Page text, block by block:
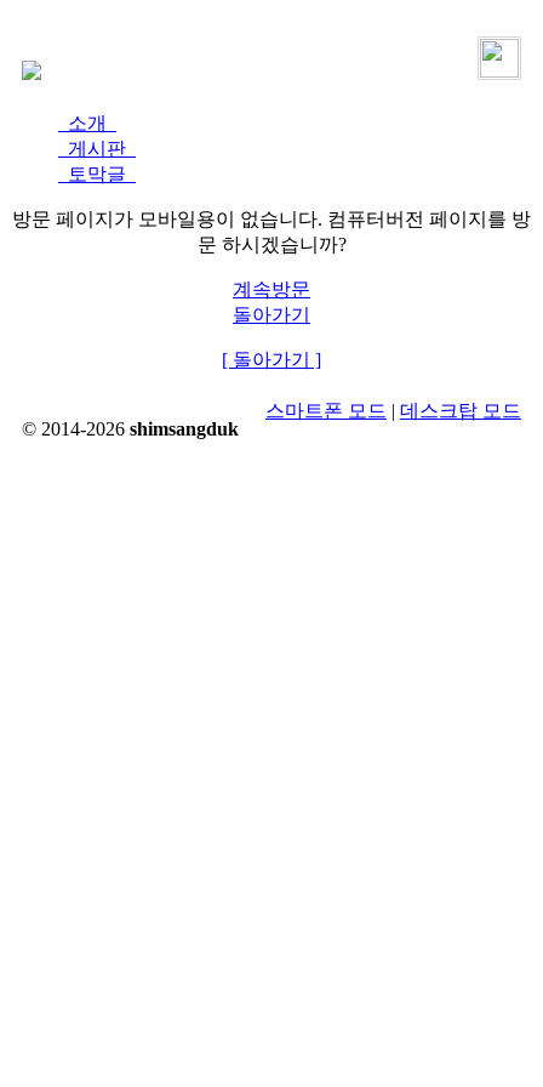
소개
게시판
토막글
방문 페이지가 모바일용이 없습니다. 컴퓨터버전 페이지를 방
문 하시겠습니까?
계속방문
돌아가기
[ 돌아가기 ]
© 2014-2026 shimsangduk
스마트폰 모드 | 데스크탑 모드